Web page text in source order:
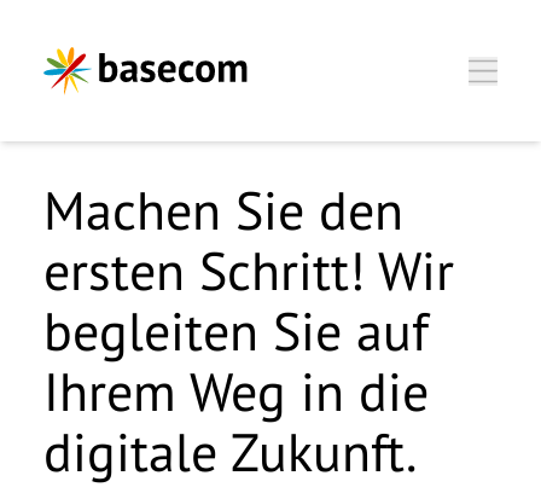
Machen Sie den
ersten Schritt! Wir
begleiten Sie auf
Ihrem Weg in die
digitale Zukunft.
Wir freuen uns, Sie
kennenzulernen.
Anrede*
HR
Wir freuen uns, Sie
kennenzulernen.
Anrede*